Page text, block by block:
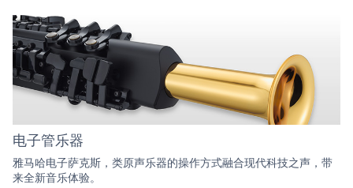
电子管乐器
雅马哈电子萨克斯，类原声乐器的操作方式融合现代科技之声，带
来全新音乐体验。